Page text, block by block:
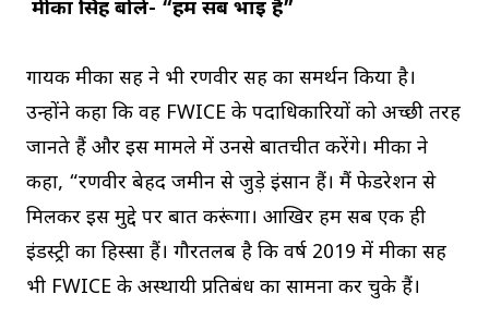
मीका सिंह बोले- “हम सब भाई हैं”
गायक मीका सिंह ने भी रणवीर सिंह का समर्थन किया है।
उन्होंने कहा कि वह FWICE के पदाधिकारियों को अच्छी तरह
जानते हैं और इस मामले में उनसे बातचीत करेंगे। मीका ने
कहा, “रणवीर बेहद जमीन से जुड़े इंसान हैं। मैं फेडरेशन से
मिलकर इस मुद्दे पर बात करूंगा। आखिर हम सब एक ही
इंडस्ट्री का हिस्सा हैं। गौरतलब है कि वर्ष 2019 में मीका सिंह
भी FWICE के अस्थायी प्रतिबंध का सामना कर चुके हैं।